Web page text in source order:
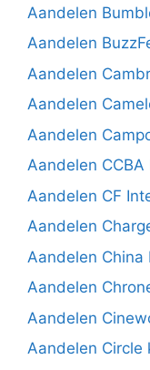
Aandelen
Aandelen
Aandelen
Aandelen
Aandelen
Aandelen CCBA
Aandelen CF
Aandelen
Aandelen China
Aandelen
Aandelen
Aandelen Circle